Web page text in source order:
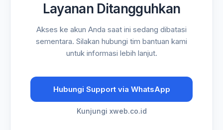
Layanan Ditangguhkan
Akses ke akun Anda saat ini sedang dibatasi
sementara. Silakan hubungi tim bantuan kami
untuk informasi lebih lanjut.
Hubungi Support via WhatsApp
Kunjungi xweb.co.id